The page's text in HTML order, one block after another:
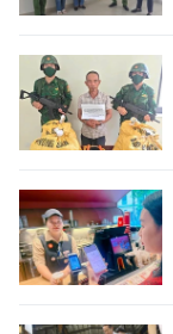
NHÂN DÂN
NHÂN DÂN
MUA BÁO
ĐỌC BÁO IN